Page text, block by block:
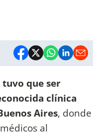
que ser
clínica
Aires, donde
al